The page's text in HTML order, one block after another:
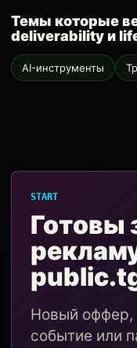
Темы которые
deliverability и
AI-инструменты
START
Готовы
Новый оффер,
событие или